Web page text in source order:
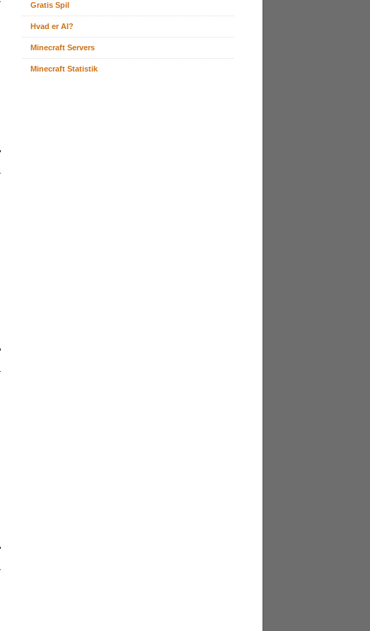
Gratis Spil
Hvad er AI?
Minecraft Servers
Minecraft Statistik